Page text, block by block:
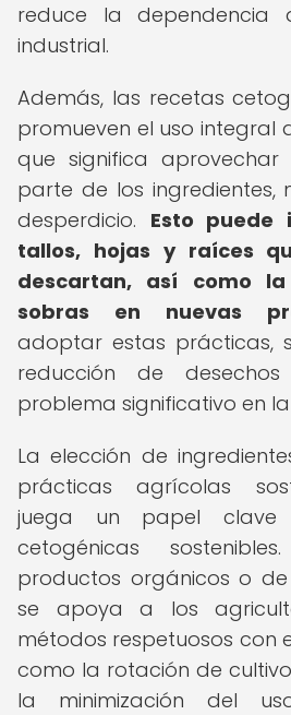
reduce la dependencia
industrial.
Además, las recetas
promueven el uso integral
que significa
parte de los ingredientes,
desperdicio. Esto puede
tallos, hojas y raíces
descartan, así como
sobras en nuevas
adoptar estas prácticas,
reducción de desechos
problema significativo en
La elección de
prácticas agrícolas
juega un papel
cetogénicas
productos orgánicos o de
se apoya a los
métodos respetuosos con
como la rotación de
la minimización del